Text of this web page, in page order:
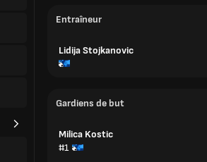
Entraîneur
Lidija Stojkanovic
Gardiens de but
Milica Kostic
#1